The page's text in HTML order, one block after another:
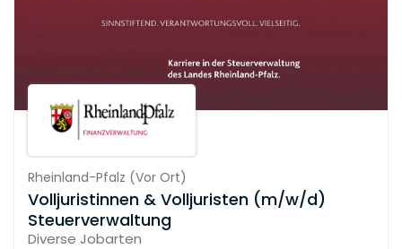
Rheinland-Pfalz (Vor Ort)
Volljuristinnen & Volljuristen (m/w/d)
Steuerverwaltung
Diverse Jobarten